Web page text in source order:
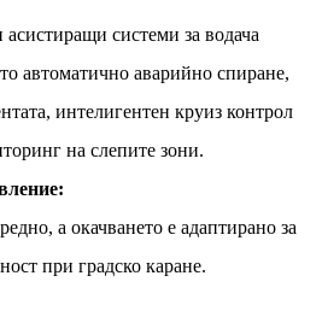
системи за водача
автоматично аварийно спиране,
интелигентен круиз контрол
на слепите зони.
а окачването е адаптирано за
при градско каране.